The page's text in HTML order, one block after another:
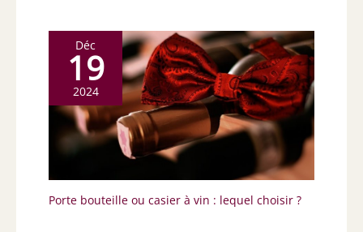
Déc
19
2024
Porte bouteille ou casier à vin : lequel choisir ?